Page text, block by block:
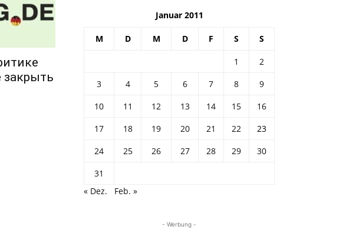
закрыть
Januar 2011
M D M D F S S
1
2
3
4 5 6 7 8
9
10
11 12 13 14 15
16
17
18 19 20 21 22
23
24
25 26 27 28 29
30
31
« Dez.
Feb. »
- Werbung -